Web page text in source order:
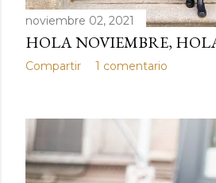
noviembre 02, 2021
HOLA NOVIEMBRE,
Compartir 1 comentario